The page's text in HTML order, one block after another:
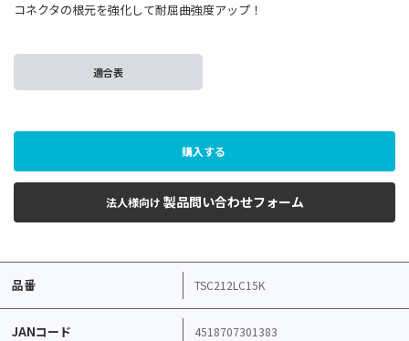
コネクタの根元を強化して耐屈曲強度アップ！
適合表
購入する
法人様向け 製品問い合わせフォーム
品番 TSC212LC15K
JANコード 4518707301383